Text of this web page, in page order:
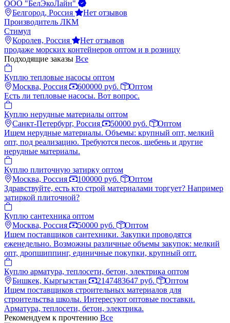
ООО "БелЭкоЛайн"
Белгород, Россия
Нет отзывов
Производитель ЛКМ
Стимул
Королев, Россия
Нет отзывов
продаже морских контейнеров оптом и в розницу
Подходящие заказы Все
Куплю тепловые насосы оптом
Москва, Россия
600000 руб.
Оптом
Есть ли тепловые насосы. Вот вопрос.
Куплю нерудные материалы оптом
Санкт-Петербург, Россия
50000 руб.
Оптом
Ищем нерудные материалы. Объемы: крупный опт, мелкий
опт, под реализацию. Требуются песок, щебень и другие
нерудные материалы.
Куплю плиточную затирку оптом
Москва, Россия
100000 руб.
Оптом
Здравствуйте, есть кто строй материалами торгует? Например
затиркой плиточной?
Куплю сантехника оптом
Москва, Россия
50000 руб.
Оптом
Ищем поставщиков сантехники. Закупки проводятся
еженедельно. Возможны различные объемы закупок: мелкий
опт, дропшиппинг, единичные покупки, крупный опт.
Куплю арматура, теплосети, бетон, электрика оптом
Бишкек, Кыргызстан
2147483647 руб.
Оптом
Ищем поставщиков строительных материалов для
строительства школы. Интересуют оптовые поставки.
Арматура, теплосети, бетон, электрика.
Рекомендуем к прочтению Все